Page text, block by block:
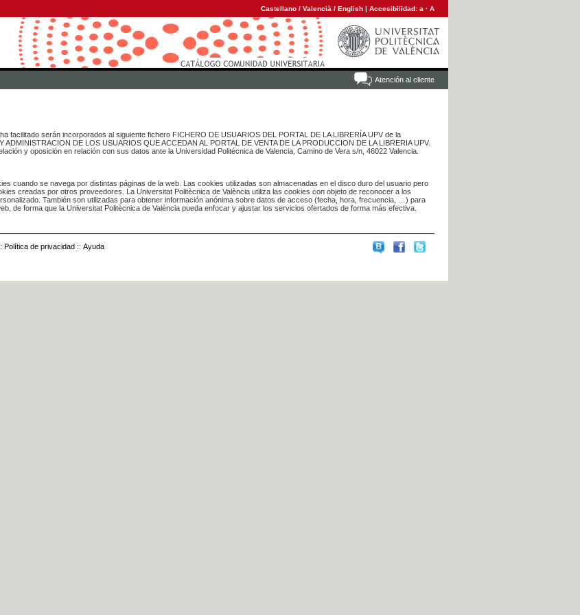
Castellano / Valencià / English | Accesibilidad: a · A
Atención al cliente
facilitado serán incorporados al siguiente fichero FICHERO DE USUARIOS DEL PORTAL DE LA LIBRERÍA UPV de la
DE LOS USUARIOS QUE ACCEDAN AL PORTAL DE VENTA DE LA PRODUCCION DE LA LIBRERIA UPV.
y oposición en relación con sus datos ante la Universidad Politécnica de Valencia, Camino de Vera s/n, 46022 Valencia.
cuando se navega por distintas páginas de la web. Las cookies utilizadas son almacenadas en el disco duro del usuario pero
creadas por otros proveedores. La Universitat Politècnica de València utiliza las cookies con objeto de reconocer a los
También son utilizadas para obtener información anónima sobre datos de acceso (fecha, hora, frecuencia, …) para
de forma que la Universitat Politècnica de València pueda enfocar y ajustar los servicios ofertados de forma más efectiva.
Política de privacidad :: Ayuda